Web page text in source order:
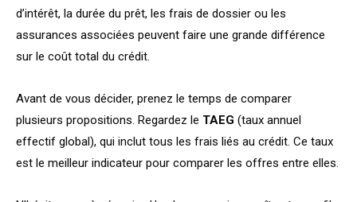
d’intérêt, la durée du prêt, les frais de dossier ou les
assurances associées peuvent faire une grande différence
sur le coût total du crédit.
Avant de vous décider, prenez le temps de comparer
plusieurs propositions. Regardez le TAEG (taux annuel
effectif global), qui inclut tous les frais liés au crédit. Ce taux
est le meilleur indicateur pour comparer les offres entre elles.